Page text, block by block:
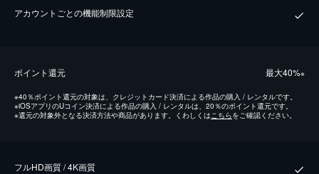
アカウントごとの機能制限設定
ポイント還元 最⼤40%※
※40％ポイント還元の対象は、クレジットカード決済による作品の購入 / レンタルです。
※iOSアプリのUコイン決済による作品の購入 / レンタルは、20％のポイント還元です。
※還元の対象外となる決済方法や商品があります。くわしくはこちらをご確認ください。
フルHD画質 / 4K画質